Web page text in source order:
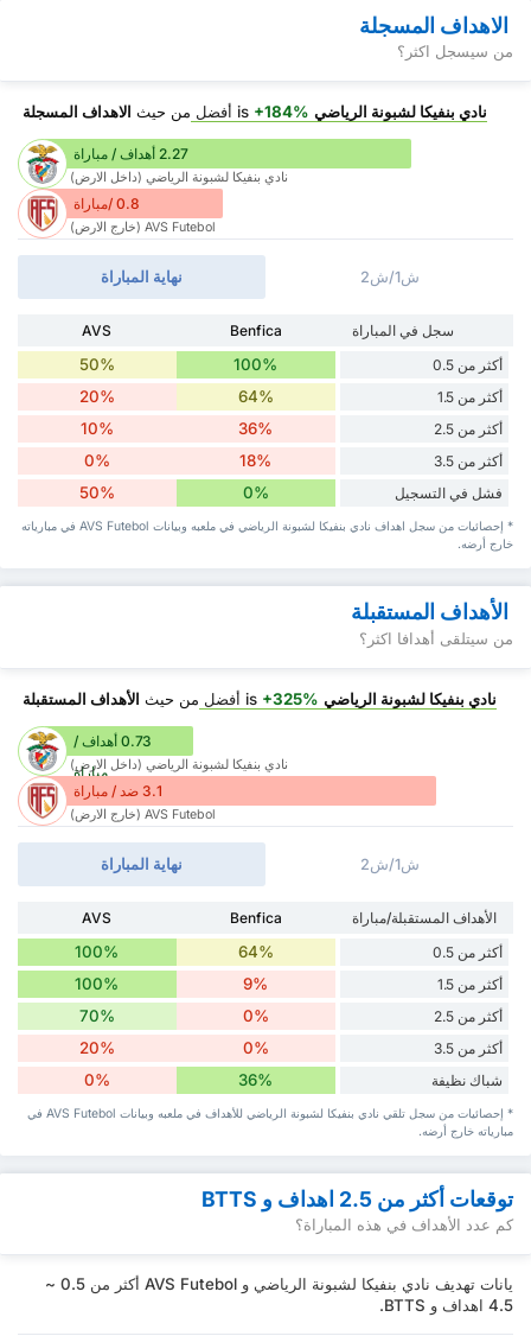
الاهداف المسجلة
من سيسجل اكثر؟
نادي بنفيكا لشبونة الرياضي +184% أفضل من حيث الاهداف المسجلة
2.27 أهداف / مباراة
نادي بنفيكا لشبونة الرياضي (داخل الارض)
0.8 /مباراة
AVS Futebol (خارج الارض)
نهاية المباراة ش1/ش2
سجل في المباراة Benfica
AVS
أكثر من 0.5
100%
50%
أكثر من 1.5 64%
20%
أكثر من 2.5 36%
10%
أكثر من 3.5 18%
0%
فشل في التسجيل 0%
50%
* إحصائيات من سجل اهداف نادي بنفيكا لشبونة الرياضي في ملعبه وبيانات AVS Futebol في مبارياته
خارج أرضه.
الأهداف المستقبلة
من سيتلقى أهدافا اكثر؟
نادي بنفيكا لشبونة الرياضي +325% أفضل من حيث الأهداف المستقبلة
0.73 أهداف /
مباراة
نادي بنفيكا لشبونة الرياضي (داخل الارض)
3.1 ضد / مباراة
AVS Futebol (خارج الارض)
نهاية المباراة ش1/ش2
الأهداف المستقبلة/مباراة Benfica
AVS
أكثر من 0.5
64%
100%
أكثر من 1.5 9%
100%
أكثر من 2.5 0%
70%
أكثر من 3.5 0%
20%
شباك نظيفة 36%
0%
* إحصائيات من سجل تلقي نادي بنفيكا لشبونة الرياضي للأهداف في ملعبه وبيانات AVS Futebol في
مبارياته خارج أرضه.
توقعات أكثر من 2.5 اهداف و BTTS
كم عدد الأهداف في هذه المباراة؟
يانات تهديف نادي بنفيكا لشبونة الرياضي و AVS Futebol أكثر من 0.5 ~
4.5 اهداف و BTTS.